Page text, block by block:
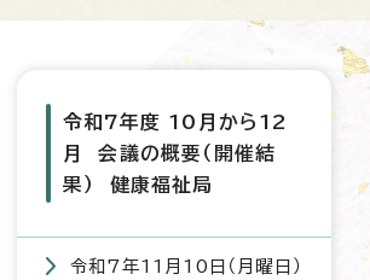
令和7年度 10月から12
月 会議の概要（開催結
果） 健康福祉局
令和7年11月10日（月曜日）